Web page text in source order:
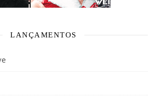
LANÇAMENTOS